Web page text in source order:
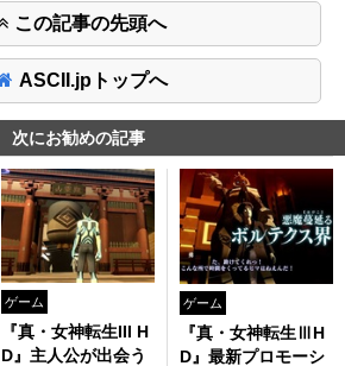
この記事の先頭へ
ASCII.jpトップへ
次にお勧めの記事
ゲーム
『真・女神転生III H
D』主人公が出会う
ゲーム
『真・女神転生ⅢH
D』最新プロモーシ